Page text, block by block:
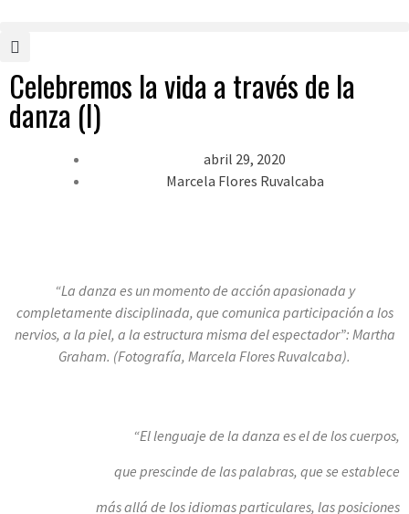
Celebremos la vida a través de la
danza (I)
abril 29, 2020
Marcela Flores Ruvalcaba
“La danza es un momento de acción apasionada y
completamente disciplinada, que comunica participación a los
nervios, a la piel, a la estructura misma del espectador”: Martha
Graham. (Fotografía, Marcela Flores Ruvalcaba).
“El lenguaje de la danza es el de los cuerpos,
que prescinde de las palabras, que se establece
más allá de los idiomas particulares, las posiciones